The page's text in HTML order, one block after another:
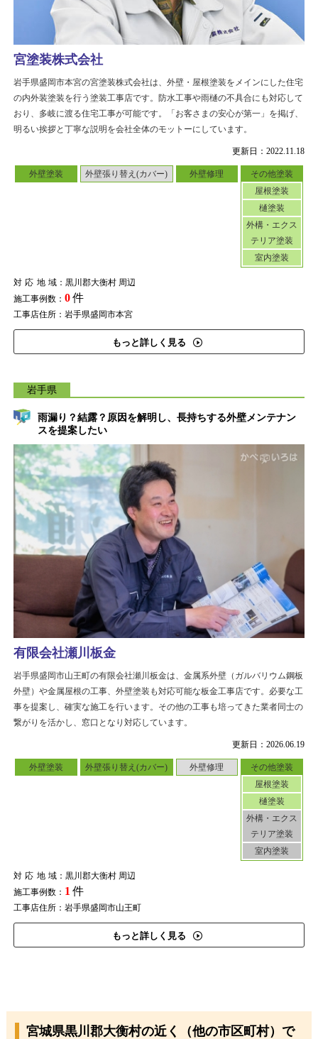
更新日：2022.11.18
外壁塗装 外壁張り替え(カバー) 外壁修理
その他塗装
屋根塗装
樋塗装
外構・エクス
テリア塗装
室内塗装
対応地域：黒川郡大衡村 周辺
施工事例数： 0件
工事店住所：岩手県盛岡市本宮
もっと詳しく見る
宮塗装株式会社
岩手県盛岡市本宮の宮塗装株式会社は、外壁・屋根塗装をメインにした住宅
の内外装塗装を行う塗装工事店です。防水工事や雨樋の不具合にも対応して
おり、多岐に渡る住宅工事が可能です。「お客さまの安心が第一」を掲げ、
明るい挨拶と丁寧な説明を会社全体のモットーにしています。
岩手県
雨漏り？結露？原因を解明し、長持ちする外壁メンテナン
スを提案したい
更新日：2026.06.19
外壁塗装 外壁張り替え(カバー) 外壁修理
その他塗装
屋根塗装
樋塗装
外構・エクス
テリア塗装
室内塗装
対応地域：黒川郡大衡村 周辺
施工事例数： 1 件
工事店住所：岩手県盛岡市山王町
もっと詳しく見る
有限会社瀬川板金
岩手県盛岡市山王町の有限会社瀬川板金は、金属系外壁（ガルバリウム鋼板
外壁）や金属屋根の工事、外壁塗装も対応可能な板金工事店です。必要な工
事を提案し、確実な施工を行います。その他の工事も培ってきた業者同士の
繋がりを活かし、窓口となり対応しています。
宮城県黒川郡大衡村の近く（他の市区町村）で